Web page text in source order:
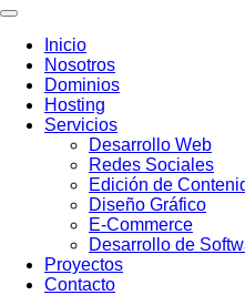
Inicio
Nosotros
Dominios
Hosting
Servicios
Desarrollo Web
Redes Sociales
Edición de
Diseño Gráfico
E-Commerce
Desarrollo de
Proyectos
Contacto